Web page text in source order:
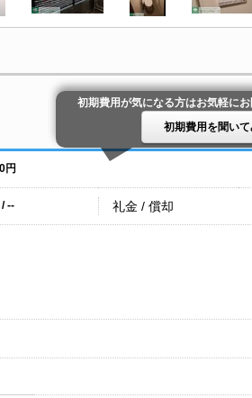
初期費用が気になる方はお気軽にお
初期費用を聞いて
円
-- 礼金 / 償却